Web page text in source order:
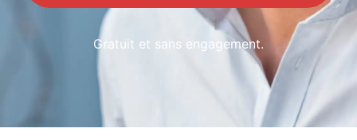
Gratuit et sans engagement.